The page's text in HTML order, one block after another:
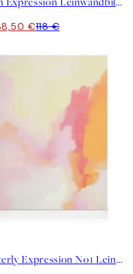
€118 €
Painterly Expression No1 Leinwandbild